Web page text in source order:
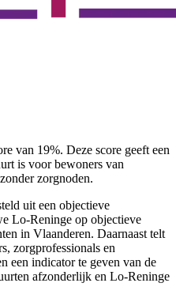
van 19%. Deze score geeft een
is voor bewoners van
zorgnoden.
uit een objectieve
Lo-Reninge op objectieve
in Vlaanderen. Daarnaast telt
zorgprofessionals en
een indicator te geven van de
afzonderlijk en Lo-Reninge